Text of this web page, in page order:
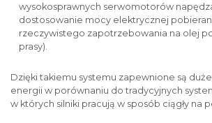
wysokosprawnych serwomotorów
dostosowanie mocy elektrycznej
rzeczywistego zapotrzebowania na olej
prasy).
Dzięki takiemu systemu zapewnione są
energii w porównaniu do tradycyjnych
w których silniki pracują w sposób ciągły na